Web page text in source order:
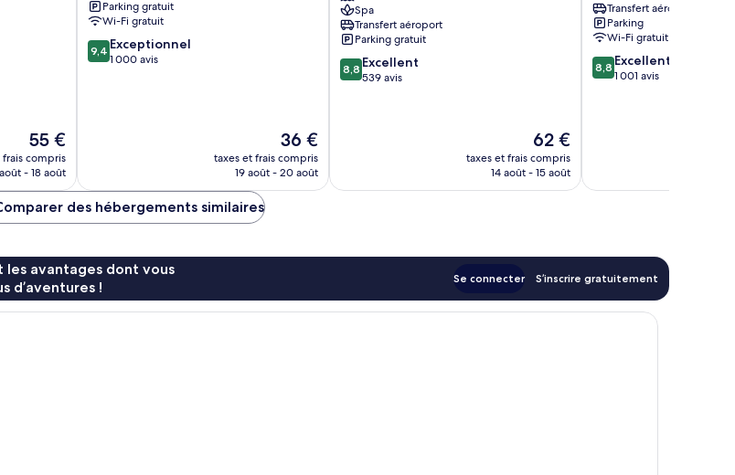
Le
nouveau
prix
de
55 €
frais compris
- 18 août
Parking gratuit
Wi-Fi gratuit
9.4
sur
9,4 Exceptionnel
1 000 avis
Le
nouveau
prix
36 €
taxes et frais compris
19 août - 20 août
Centre
Al
Wasl
Spa
Transfert aéroport
Parking gratuit
8.8
sur
8,8 Excellent
539 avis
Le
nouveau
prix
62 €
taxes et frais compris
14 août - 15 août
World
Trade
Center
Transfert aéroport
Parking
Wi-Fi gratuit
8.8
sur
8,8 Excellent
1 001 avis
des hébergements similaires
avantages dont vous
d’aventures !
Se connecter S’inscrire gratuitement